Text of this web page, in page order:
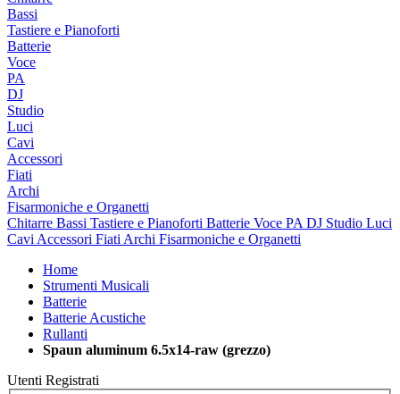
Bassi
Tastiere e Pianoforti
Batterie
Voce
PA
DJ
Studio
Luci
Cavi
Accessori
Fiati
Archi
Fisarmoniche e Organetti
Chitarre Bassi Tastiere e Pianoforti Batterie Voce PA DJ Studio Luci
Cavi Accessori Fiati Archi Fisarmoniche e Organetti
Home
Strumenti Musicali
Batterie
Batterie Acustiche
Rullanti
Spaun aluminum 6.5x14-raw (grezzo)
Utenti Registrati